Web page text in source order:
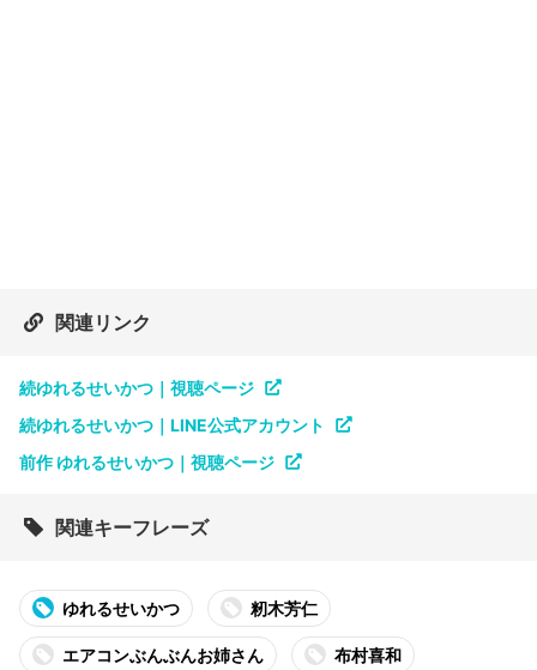
関連リンク
続ゆれるせいかつ｜視聴ページ
続ゆれるせいかつ｜LINE公式アカウント
前作 ゆれるせいかつ｜視聴ページ
関連キーフレーズ
ゆれるせいかつ 籾木芳仁
エアコンぶんぶんお姉さん 布村喜和